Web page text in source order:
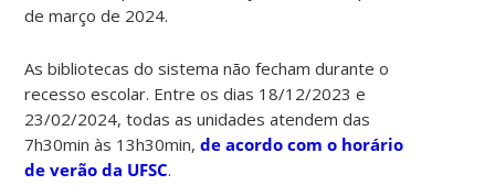
de março de 2024.
As bibliotecas do sistema não fecham durante o
recesso escolar. Entre os dias 18/12/2023 e
23/02/2024, todas as unidades atendem das
7h30min às 13h30min,de acordo com o horário
de verão da UFSC.